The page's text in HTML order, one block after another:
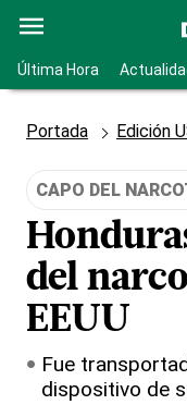
Última Hora
Portada Edición
CAPO DEL
del
EEUU
Fue
dispositivo de